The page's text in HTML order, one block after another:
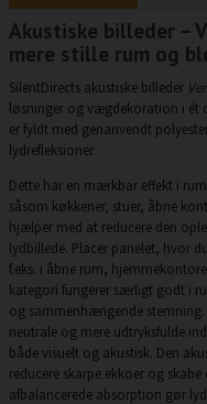
Akustiske billeder –
mere stille rum og
SilentDirects akustiske billeder
løsninger og vægdekoration i ét
er fyldt med genanvendt
lydrefleksioner.
Dette har en mærkbar effekt i
såsom køkkener, stuer, åbne
hjælper med at reducere den
lydbillede. Placer panelet, hvor
f.eks. i åbne rum,
kategori fungerer særligt godt i
og sammenhængende
neutrale og mere udtryksfulde
både visuelt og akustisk. Den
reducere skarpe ekkoer og
afbalancerede absorption gør